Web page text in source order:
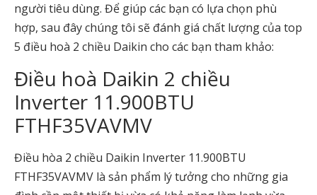
người tiêu dùng. Để giúp các bạn có lựa chọn phù
hợp, sau đây chúng tôi sẽ đánh giá chất lượng của top
5 điều hoà 2 chiều Daikin cho các bạn tham khảo:
Điều hoà Daikin 2 chiều
Inverter 11.900BTU
FTHF35VAVMV
Điều hòa 2 chiều Daikin Inverter 11.900BTU
FTHF35VAVMV là sản phẩm lý tưởng cho những gia